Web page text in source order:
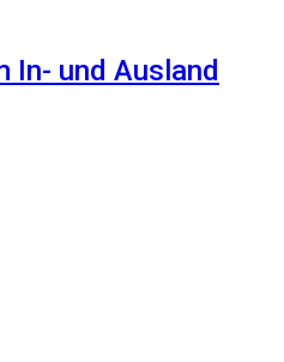
In- und Ausland